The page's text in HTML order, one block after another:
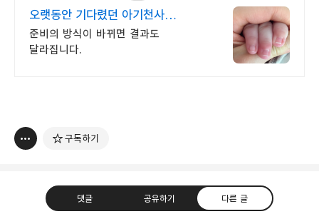
오랫동안 기다렸던 아기천사
간절함을위한가장과학적인한알
준비의 방식이 바뀌면 결과도
달라집니다.
구독하기
댓글 공유하기 다른 글